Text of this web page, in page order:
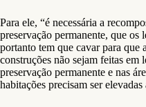
Para ele, “é necessária a
preservação permanente, que os
portanto tem que cavar para que
construções não sejam feitas em
preservação permanente e nas
habitações precisam ser